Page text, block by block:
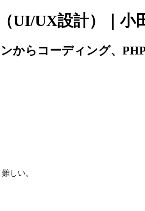
UI/UX設計）｜小
からコーディング、
しい。